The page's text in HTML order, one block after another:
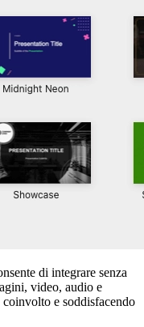
di integrare senza
video, audio e
e soddisfacendo